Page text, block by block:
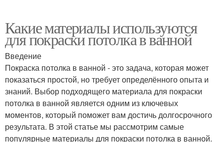
Какие материалы используются
для покраски потолка в ванной
Введение
Покраска потолка в ванной - это задача, которая может
показаться простой, но требует определённого опыта и
знаний. Выбор подходящего материала для покраски
потолка в ванной является одним из ключевых
моментов, который поможет вам достичь долгосрочного
результата. В этой статье мы рассмотрим самые
популярные материалы для покраски потолка в ванной.